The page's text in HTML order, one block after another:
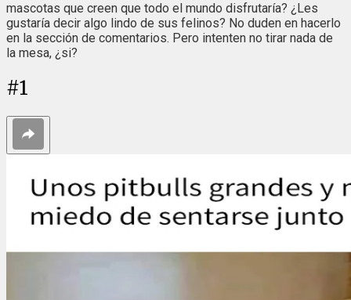
mascotas que creen que todo el mundo disfrutaría? ¿Les
gustaría decir algo lindo de sus felinos? No duden en hacerlo
en la sección de comentarios. Pero intenten no tirar nada de
la mesa, ¿si?
#1